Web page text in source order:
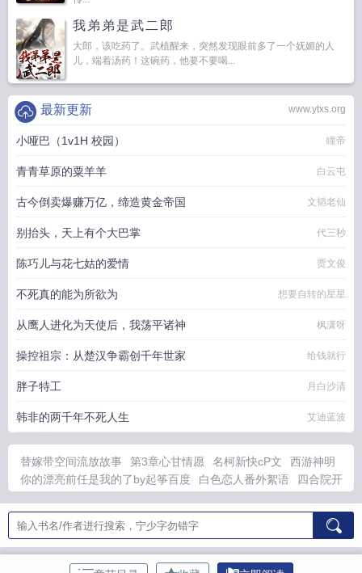
我弟弟是武二郎
大郎，该吃药了。武植醒来，突然发现眼前多了一个妩媚的人
儿，端着汤药！这碗药，他要不要喝...
www.ytxs.org
最新更新
小哑巴（1v1H 校园） 瞳帝
青青草原的粟羊羊 白云屯
古今倒卖爆赚万亿，缔造黄金帝国 文韬老仙
别抬头，天上有个大巴掌 代三秒
陈巧儿与花七姑的爱情 贾文俊
不死真的能为所欲为 想要自转的星星
从鹰人进化为天使后，我荡平诸神 枫潇呀
操控祖宗：从楚汉争霸创千年世家 给钱就行
胖子特工 月白沙清
韩非的两千年不死人生 艾迪蓝波
替嫁带空间流放故事 第3章心甘情愿 名柯新快cP文
西游神明
你的漂亮前任是我的了by起筝百度
白色恋人番外絮语
四合院开
看
fate圣杯最后给谁了 我有49种人格在线阅读 林听 林晚意
佛
教中的爱欲是什么意思
谁会和前任约调
我和爱豆对
家领证后瓷话免费阅读
三生三世十里桃花林玉芬 天刀诀OL
反
派开局判处主角宫刑主角崩溃了级
你是我生命的全部是我活下去